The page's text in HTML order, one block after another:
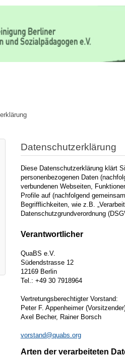
Datenschutzerklärung
Diese Datenschutzerklärung klärt
personenbezogenen Daten
verbundenen Webseiten,
Profile auf (nachfolgend
Begrifflichkeiten, wie z.B.
Datenschutzgrundverordnung
Verantwortlicher
QuaBS e.V.
Südendstrasse 12
12169 Berlin
Tel.: +49 30 7918964
Vertretungsberechtigter Vorstand:
Peter F. Appenheimer
Axel Becher, Rainer Borsch
vorstand@quabs.org
Arten der verarbeiteten